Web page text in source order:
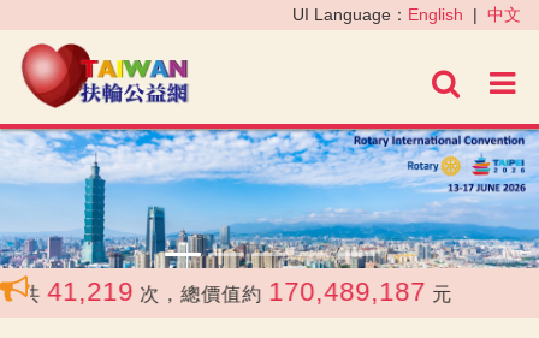
進階
UI Language： English | 中文
‹ ›
41,219 次，總價值約 170,489,187 元